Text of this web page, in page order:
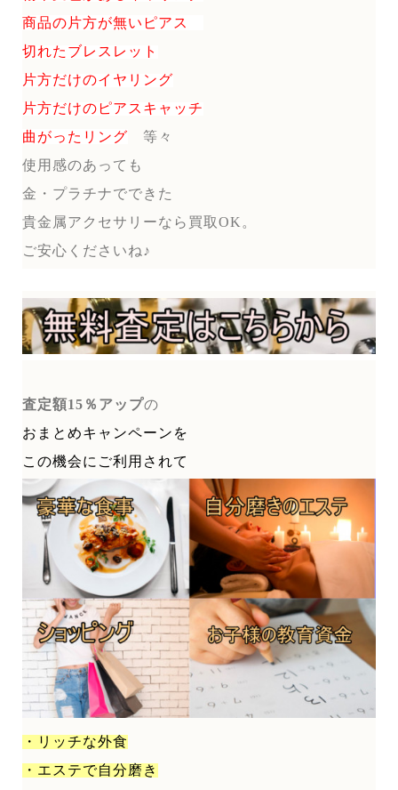
商品の片方が無いピアス
切れたブレスレット
片方だけのイヤリング
片方だけのピアスキャッチ
曲がったリング
等々
使用感のあっても
金・プラチナでできた
貴金属アクセサリーなら買取OK。
ご安心くださいね♪
査定額15％アップの
おまとめキャンペーンを
この機会にご利用されて
・リッチな外食
・エステで自分磨き